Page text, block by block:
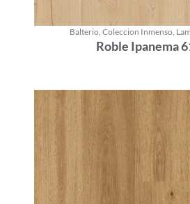
Balterio Coleccion Inmenso
Roble Ipanema